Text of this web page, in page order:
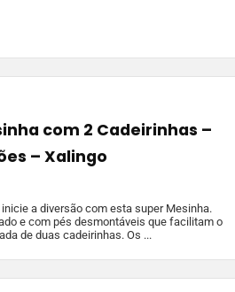
com 2 Cadeirinhas –
– Xalingo
a diversão com esta super Mesinha.
e com pés desmontáveis que facilitam o
de duas cadeirinhas. Os ...